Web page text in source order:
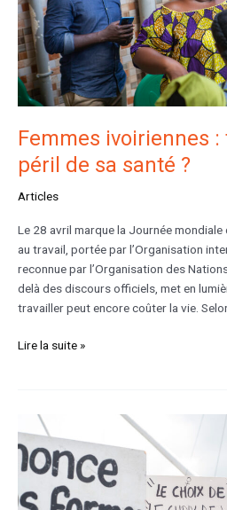
Femmes ivoiriennes
péril de sa santé ?
Articles
Le 28 avril marque la Journée
au travail, portée par l’Organisation
reconnue par l’Organisation des
delà des discours officiels, met en
travailler peut encore coûter la vie.
sa
santé
?
Lire la suite »
Féminicides
en
Côte
d’Ivoire
: